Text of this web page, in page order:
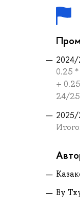
2024/
0.25
+
24/25
2025/
Ву